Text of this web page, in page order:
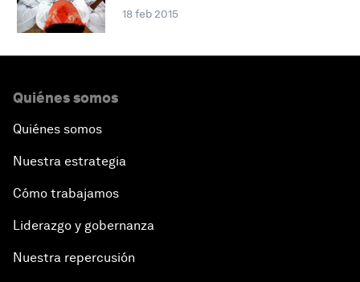
18 feb 2015
Quiénes somos
Quiénes somos
Nuestra estrategia
Cómo trabajamos
Liderazgo y gobernanza
Nuestra repercusión